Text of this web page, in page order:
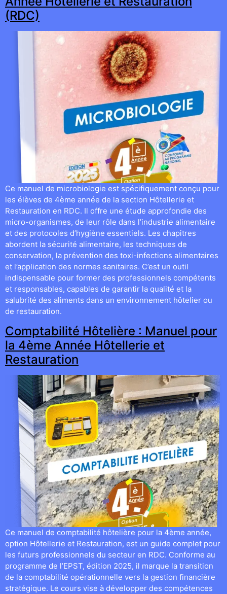
(RDC)
Ce manuel de microbiologie est spécifiquement conçu pour
les élèves de 4ème année de la section Hôtellerie et
Restauration en RDC. Il offre une étude approfondie des
micro-organismes, de leur rôle dans l’industrie alimentaire
et des protocoles d’hygiène essentiels. Les chapitres
abordent la sécurité alimentaire, les techniques de
conservation, la prévention des toxi-infections alimentaires
et l’application des normes sanitaires. C’est un outil
indispensable pour former des professionnels compétents
et responsables, capables de garantir la qualité et la
salubrité des aliments dans un environnement hôtelier ou
de restauration.
Comptabilité Hôtelière : Manuel pour
la 4ème Année Hôtellerie et
Restauration
Ce manuel de comptabilité hôtelière pour la 4ème année,
option Hôtellerie et Restauration, est un guide complet pour
les futurs professionnels du secteur en RDC. Conforme au
programme de l’EPST, édition 2025, il marque la transition
de la comptabilité opérationnelle vers la gestion financière
stratégique. Le cours vise à développer des compétences